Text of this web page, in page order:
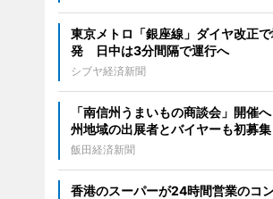
東京メトロ「銀座線」ダイヤ改正
発 日中は3分間隔で運行へ
シブヤ経済新聞
「南信州うまいもの商談会」開催
州地域の出展者とバイヤーも初募集
飯田経済新聞
香港のスーパーが24時間営業のコ